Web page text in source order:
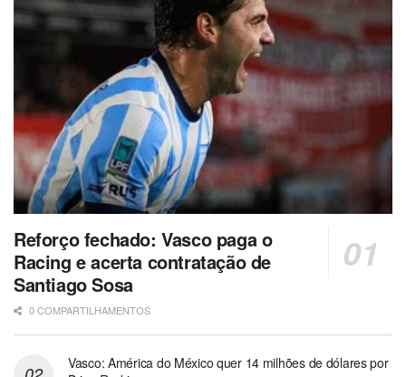
Reforço fechado: Vasco paga o
Racing e acerta contratação de
Santiago Sosa
0 COMPARTILHAMENTOS
Vasco: América do México quer 14 milhões de dólares por